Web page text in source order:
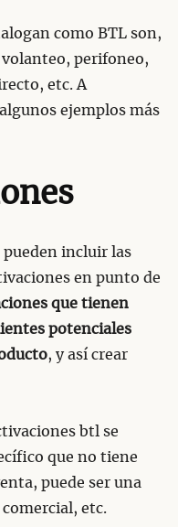
como BTL son,
perifoneo,
etc. A
ejemplos más
pueden incluir las
en punto de
que tienen
potenciales
, y así crear
btl se
que no tiene
puede ser una
etc.